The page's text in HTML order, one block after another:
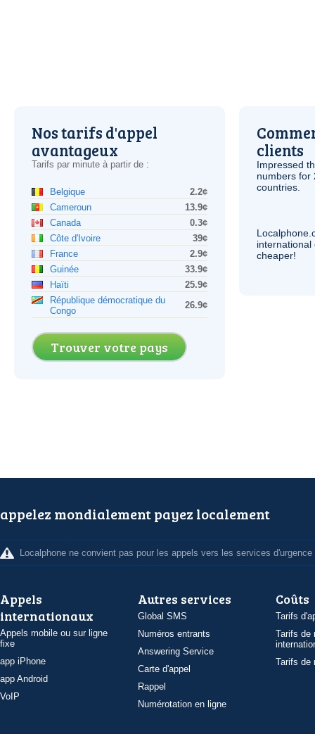
Nos tarifs d'appel
avantageux
Tarifs par minute à partir de :
Belgique
2.2¢
Cameroun
13.9¢
Canada
0.3¢
Côte d'Ivoire
39¢
France
2.9¢
Guinée
33.9¢
Haïti
25.9¢
République démocratique du
Congo
26.9¢
Trouver votre pays
clients
Impressed
numbers for
countries.
international
cheaper!
appelez mondialement payez localement
Localphone ne convient pas pour les appels vers les services d'urgence
Appels
internationaux
Appels mobile ou sur ligne
fixe
app iPhone
app Android
VoIP
Autres services
Global SMS
Numéros entrants
Answering Service
Carte d'appel
Rappel
Numérotation en ligne
Coûts
Tarifs
Tarifs de
Tarifs de